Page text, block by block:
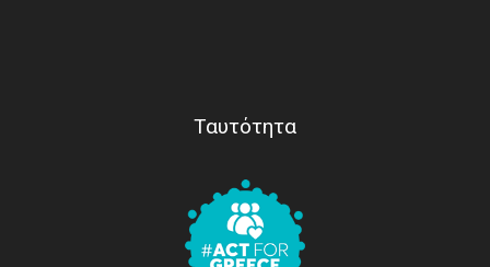
Ταυτότητα